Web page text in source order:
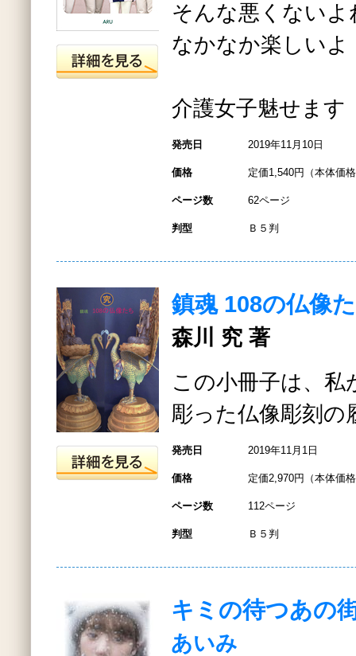
そんな悪くないよ
なかなか楽しいよ
介護女子魅せます
発売日 2019年11月10日
価格 定価1,540円（本体価
ページ数 62ページ
判型 Ｂ５判
鎮魂 108の仏像
森川 究 著
この小冊子は、私
彫った仏像彫刻の
発売日 2019年11月1日
価格 定価2,970円（本体価
ページ数 112ページ
判型 Ｂ５判
キミの待つあの
あいみ